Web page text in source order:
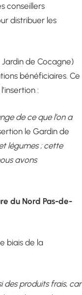
conseillers
distribuer les
Jardin de Cocagne)
bénéficiaires. Ce
:
de ce que l’on a
le Gardin de
légumes ; cette
avons
du Nord Pas-de-
biais de la
des produits frais, car